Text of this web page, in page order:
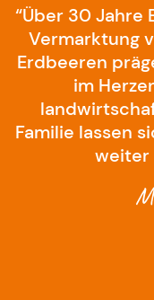
“Über 30 Jahre
Vermarktung
Erdbeeren
im
Familie lassen
weiter